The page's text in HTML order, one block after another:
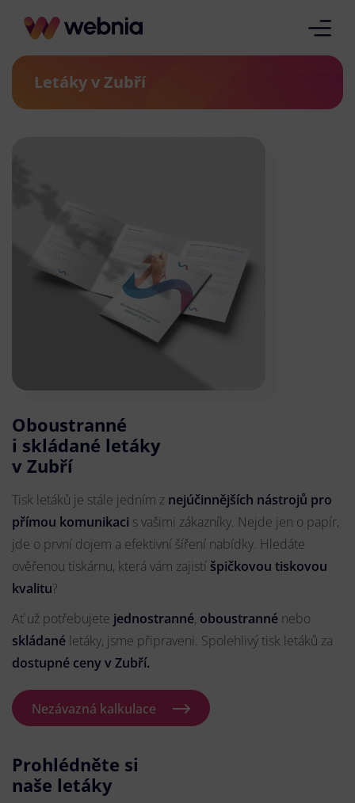
Letáky v Zubří
Oboustranné
i skládané letáky
v Zubří
Tisk letáků je stále jedním z nejúčinnějších nástrojů pro
přímou komunikaci s vašimi zákazníky. Nejde jen o papír,
jde o první dojem a efektivní šíření nabídky. Hledáte
ověřenou tiskárnu, která vám zajistí špičkovou tiskovou
kvalitu?
Ať už potřebujete jednostranné, oboustranné nebo
skládané letáky, jsme připraveni. Spolehlivý tisk letáků za
dostupné ceny v Zubří.
Nezávazná kalkulace
Prohlédněte si
naše letáky